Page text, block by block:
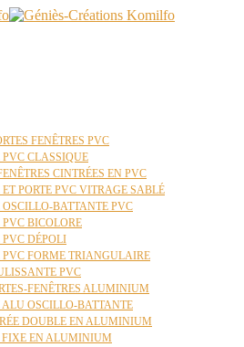
FENÊTRES PVC
PVC CLASSIQUE
CINTRÉES EN PVC
ET PORTE PVC VITRAGE SABLÉ
OSCILLO-BATTANTE PVC
PVC BICOLORE
PVC DÉPOLI
PVC FORME TRIANGULAIRE
PVC
FENÊTRES ALUMINIUM
ALU OSCILLO-BATTANTE
DOUBLE EN ALUMINIUM
FIXE EN ALUMINIUM